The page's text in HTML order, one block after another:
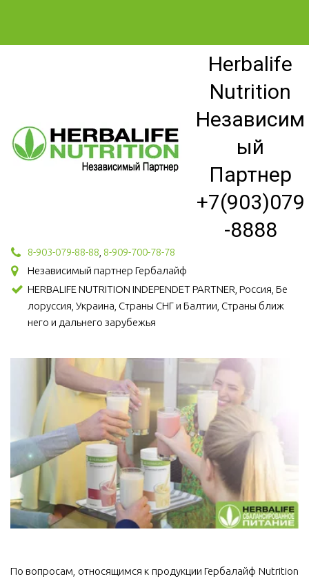
Herbalife
Nutrition
Независим
ый
Партнер
+7(903)079
-8888
8-903-079-88-88 8-909-700-78-78
Независимый партнер Гербалайф
HERBALIFE NUTRITION INDEPENDET PARTNER, Россия, Бе
лоруссия, Украина, Страны СНГ и Балтии, Страны ближ
него и дальнего зарубежья
По вопросам, относящимся к продукции Гербалайф Nutrition